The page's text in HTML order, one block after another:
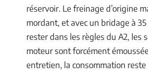
réservoir. Le freinage d’origine
mordant, et avec un bridage à
rester dans les règles du A2, les
moteur sont forcément
entretien, la consommation reste